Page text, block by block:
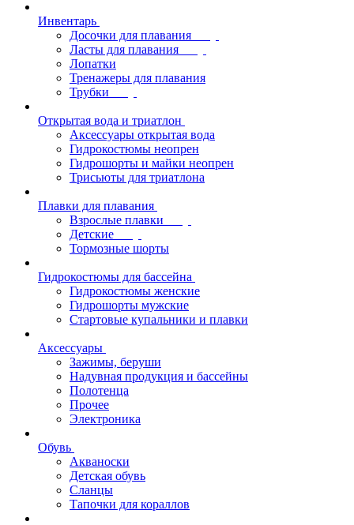
Инвентарь
Досочки для плавания
Ласты для плавания
Лопатки
Тренажеры для плавания
Трубки
Открытая вода и триатлон
Аксессуары открытая вода
Гидрокостюмы неопрен
Гидрошорты и майки неопрен
Трисьюты для триатлона
Плавки для плавания
Взрослые плавки
Детские
Тормозные шорты
Гидрокостюмы для бассейна
Гидрокостюмы женские
Гидрошорты мужские
Стартовые купальники и плавки
Аксессуары
Зажимы, беруши
Надувная продукция и бассейны
Полотенца
Прочее
Электроника
Обувь
Акваноски
Детская обувь
Сланцы
Тапочки для кораллов